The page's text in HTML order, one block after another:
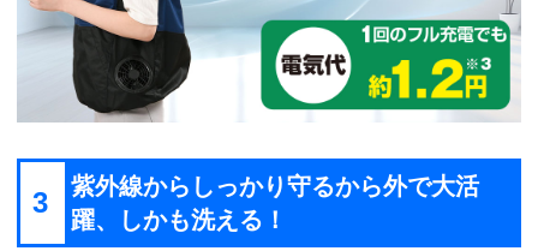
3
紫外線からしっかり守るから外で大活
躍、しかも洗える！